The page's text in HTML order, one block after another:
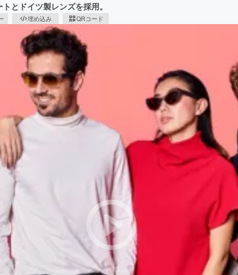
とドイツ製レンズを採用。
埋め込み QRコード